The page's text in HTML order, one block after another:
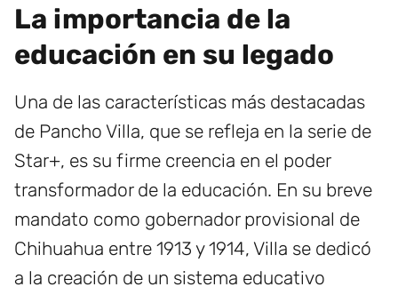
La importancia de la
educación en su legado
Una de las características más destacadas
de Pancho Villa, que se refleja en la serie de
Star+, es su firme creencia en el poder
transformador de la educación. En su breve
mandato como gobernador provisional de
Chihuahua entre 1913 y 1914, Villa se dedicó
a la creación de un sistema educativo